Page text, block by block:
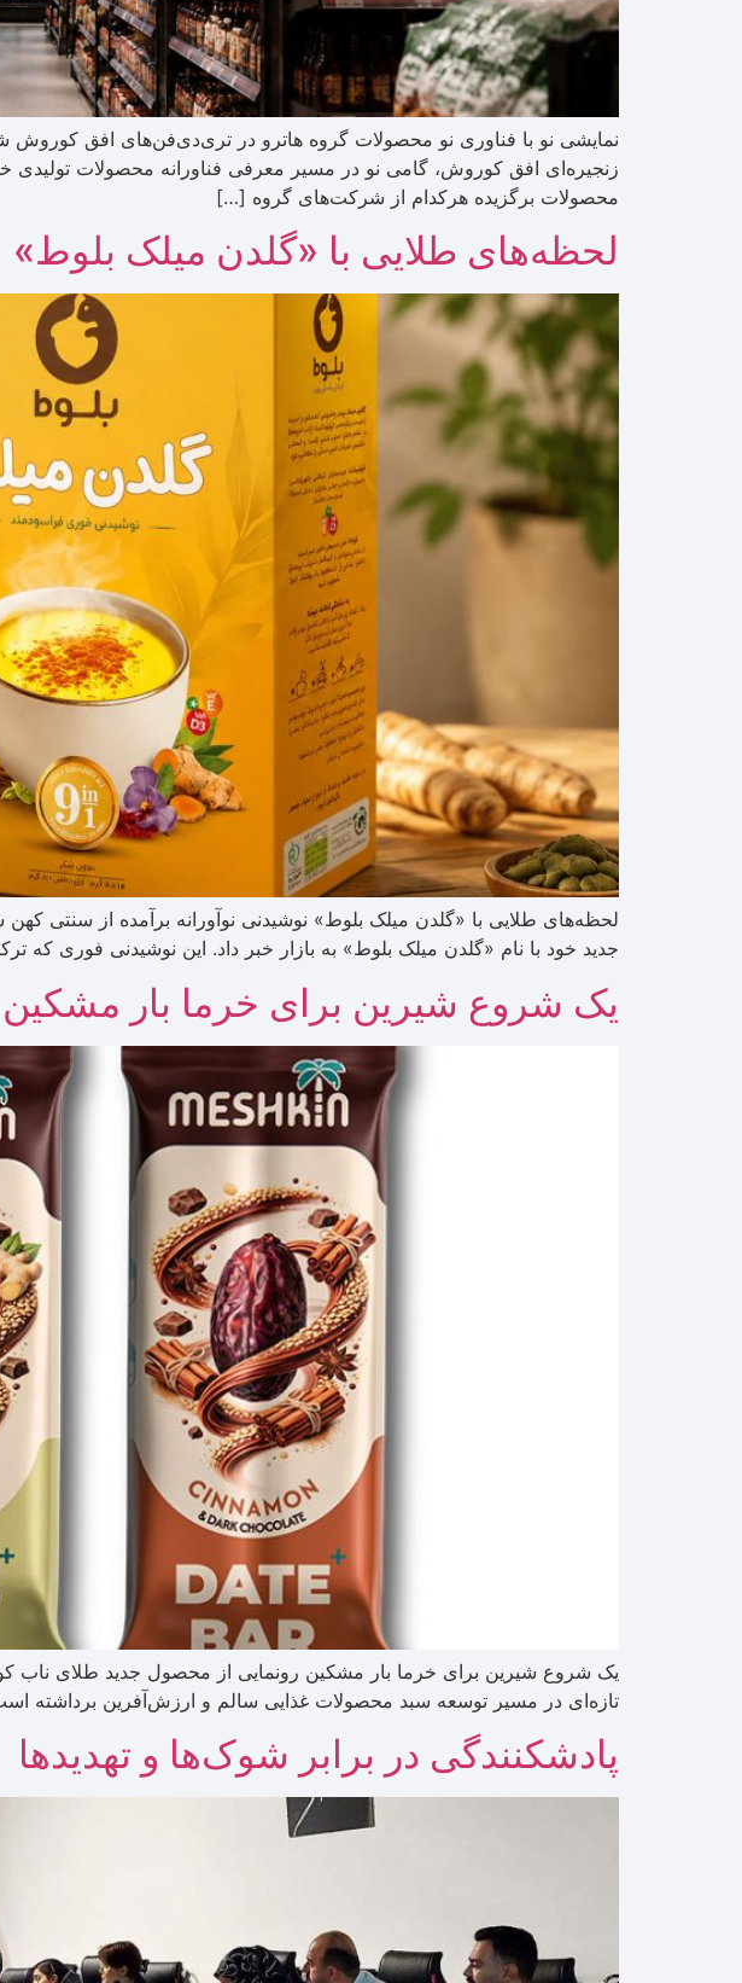
نمایشی نو با فناوری نو محصولات گروه هاترو در تری‌دی‌فن‌های افق
زنجیره‌ای افق کوروش، گامی نو در مسیر معرفی فناورانه محصولات تولیدی
محصولات برگزیده هرکدام از شرکت‌های گروه […]
لحظه‌های طلایی با «گلدن میلک بلوط»
لحظه‌های طلایی با «گلدن میلک بلوط» نوشیدنی نوآورانه برآمده از
جدید خود با نام «گلدن میلک بلوط» به بازار خبر داد. این نوشیدنی فوری
یک شروع شیرین برای خرما بار مشکین
یک شروع شیرین برای خرما بار مشکین رونمایی از محصول جدید طلای
تازه‌ای در مسیر توسعه سبد محصولات غذایی سالم و ارزش‌آفرین برداشته
پادشکنندگی در برابر شوک‌ها و تهدیدها